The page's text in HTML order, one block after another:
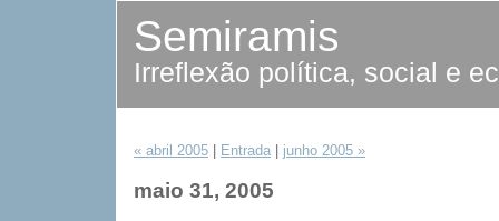
Semiramis
Irreflexão política, social e
« abril 2005 Entrada junho 2005 »
maio 31, 2005